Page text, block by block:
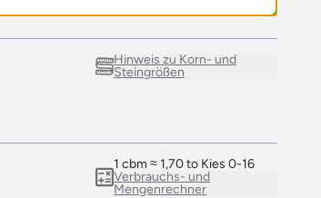
Hinweis zu Korn- und
Steingrößen
1 cbm ≈ 1,70 to Kies 0-16
Verbrauchs- und
Mengenrechner